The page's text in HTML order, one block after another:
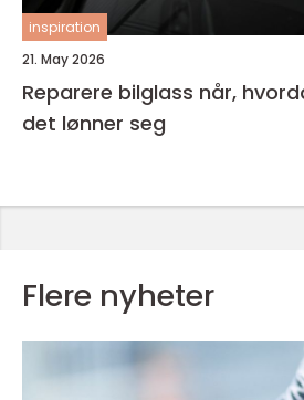
inspiration
21. May 2026
Reparere bilglass når, hvordan og hvorfor
det lønner seg
Flere nyheter